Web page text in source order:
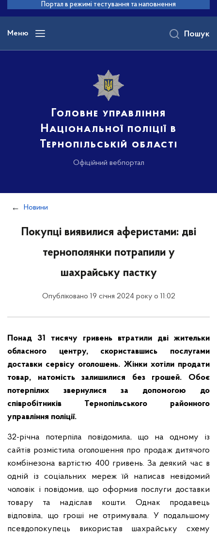
основного
вмісту
Портал в режимі тестування та наповнення
Меню
Головне управління
Національної поліції в
Тернопільській області
Офіційний вебпортал
Пошук
Новини
Покупці виявилися аферистами: дві
тернополянки потрапили у
шахрайську пастку
Опубліковано 19 січня 2024 року о 11:02
Понад 31 тисячу гривень втратили дві жительки
обласного центру, скориставшись послугами
доставки сервісу оголошень. Жінки хотіли продати
товар, натомість залишилися без грошей. Обоє
потерпілих звернулися за допомогою до
співробітників Тернопільського районного
управління поліції.
32-річна потерпіла повідомила, що на одному із
сайтів розмістила оголошення про продаж дитячого
комбінезона вартістю 400 гривень. За деякий час в
одній із соціальних мереж їй написав невідомий
чоловік і повідомив, що оформив послуги доставки
товару та надіслав кошти. Однак продавець
відповіла, що гроші не отримувала. У подальшому
псевдопокупець використав шахрайську схему